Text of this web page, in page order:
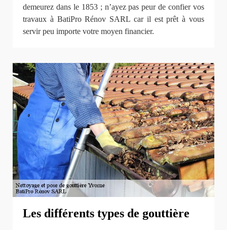
demeurez dans le 1853 ; n’ayez pas peur de confier vos
travaux à BatiPro Rénov SARL car il est prêt à vous
servir peu importe votre moyen financier.
Les différents types de gouttière